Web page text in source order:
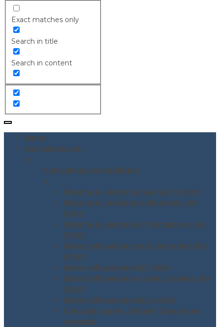
Exact matches only
Search in title
Search in content
Home
Consulenze per
▼
Consulenze Aziendali per
▼
Sistema di gestione qualità ISO 9001
Sistema di gestione ambientale ISO
14001
Sistema di gestione informazione ISO
27001
Sistemi di gestione anticorruzione ISO
37001
Sistemi di gestione ISO 3834
Sistemi di gestione rischio stradale ISO
39001
Sistemi di gestione ISO 45001
Consulenza per i Sistemi di gestione
integrati